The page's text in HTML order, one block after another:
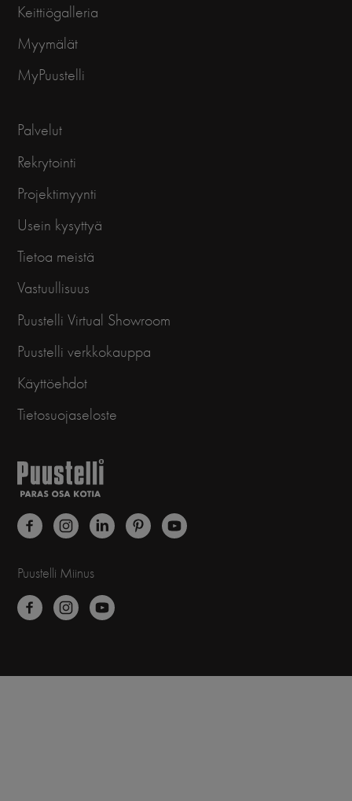
Keittiögalleria
Myymälät
MyPuustelli
Palvelut
Rekrytointi
Projektimyynti
Usein kysyttyä
Tietoa meistä
Vastuullisuus
Puustelli Virtual Showroom
Puustelli verkkokauppa
Käyttöehdot
Tietosuojaseloste
Puustelli Miinus